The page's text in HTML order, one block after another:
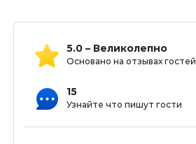
5.0 – Великолепно
Основано на отзывах гостей
15
Узнайте что пишут гости